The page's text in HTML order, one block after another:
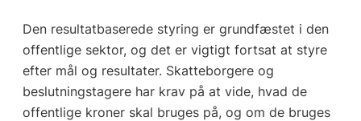
Den resultatbaserede styring er grundfæstet i den
offentlige sektor, og det er vigtigt fortsat at styre
efter mål og resultater. Skatteborgere og
beslutningstagere har krav på at vide, hvad de
offentlige kroner skal bruges på, og om de bruges